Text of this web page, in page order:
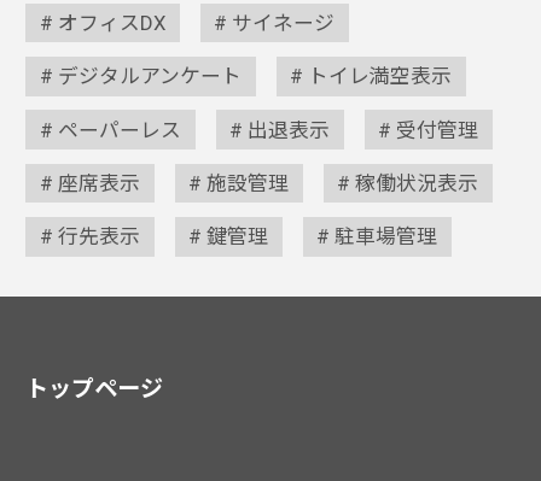
オフィスDX サイネージ
デジタルアンケート トイレ満空表示
ペーパーレス 出退表示 受付管理
座席表示 施設管理 稼働状況表示
行先表示 鍵管理 駐車場管理
トップページ